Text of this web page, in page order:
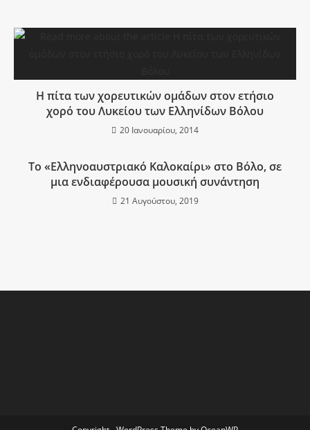
Η πίτα των χορευτικών ομάδων στον ετήσιο
χορό του Λυκείου των Ελληνίδων Βόλου
20 Ιανουαρίου, 2014
Το «Ελληνοαυστριακό Καλοκαίρι» στο Βόλο, σε
μια ενδιαφέρουσα μουσική συνάντηση
21 Αυγούστου, 2019